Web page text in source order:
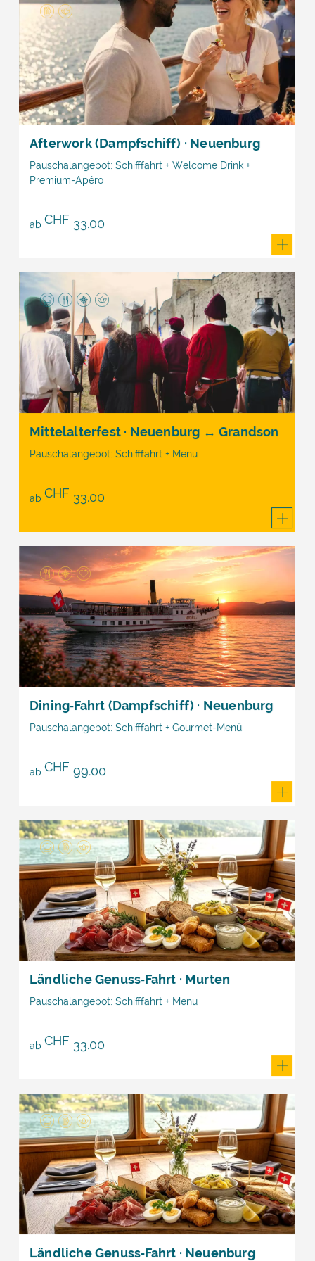
Afterwork (Dampfschiff) · Neuenburg
Pauschalangebot: Schifffahrt + Welcome Drink +
Premium-Apéro
ab CHF 33.00
Mittelalterfest · Neuenburg ↔ Grandson
Pauschalangebot: Schifffahrt + Menu
ab CHF 33.00
Dining‑Fahrt (Dampfschiff) · Neuenburg
Pauschalangebot: Schifffahrt + Gourmet-Menü
ab CHF 99.00
Ländliche Genuss‑Fahrt · Murten
Pauschalangebot: Schifffahrt + Menu
ab CHF 33.00
Ländliche Genuss‑Fahrt · Neuenburg